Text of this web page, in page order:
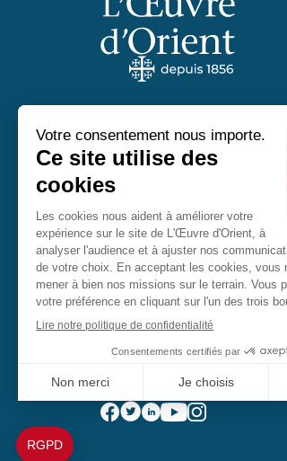
Au service des chrétiens d'Orient
01 45 48 54 46
Contactez-nous